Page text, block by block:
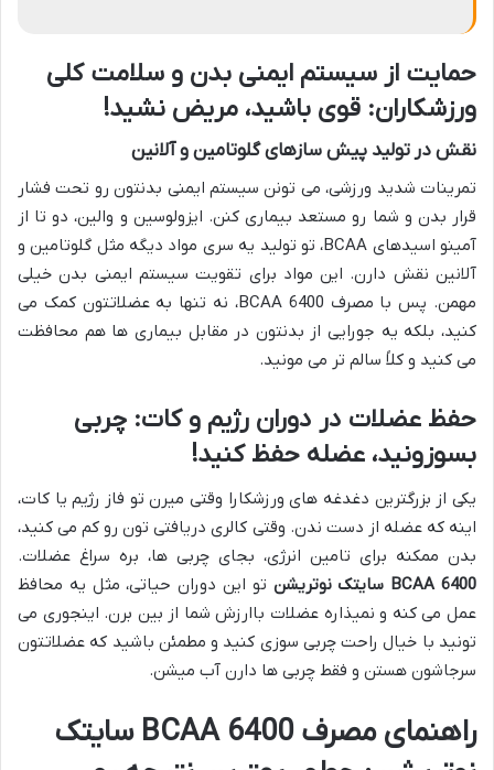
حمایت از سیستم ایمنی بدن و سلامت کلی
ورزشکاران: قوی باشید، مریض نشید!
نقش در تولید پیش سازهای گلوتامین و آلانین
تمرینات شدید ورزشی، می تونن سیستم ایمنی بدنتون رو تحت فشار
قرار بدن و شما رو مستعد بیماری کنن. ایزولوسین و والین، دو تا از
آمینو اسیدهای BCAA، تو تولید یه سری مواد دیگه مثل گلوتامین و
آلانین نقش دارن. این مواد برای تقویت سیستم ایمنی بدن خیلی
مهمن. پس با مصرف BCAA 6400، نه تنها به عضلاتتون کمک می
کنید، بلکه یه جورایی از بدنتون در مقابل بیماری ها هم محافظت
می کنید و کلاً سالم تر می مونید.
حفظ عضلات در دوران رژیم و کات: چربی
بسوزونید، عضله حفظ کنید!
یکی از بزرگترین دغدغه های ورزشکارا وقتی میرن تو فاز رژیم یا کات،
اینه که عضله از دست ندن. وقتی کالری دریافتی تون رو کم می کنید،
بدن ممکنه برای تامین انرژی، بجای چربی ها، بره سراغ عضلات.
BCAA 6400 سایتک نوتریشن
تو این دوران حیاتی، مثل یه محافظ
عمل می کنه و نمیذاره عضلات باارزش شما از بین برن. اینجوری می
تونید با خیال راحت چربی سوزی کنید و مطمئن باشید که عضلاتتون
سرجاشون هستن و فقط چربی ها دارن آب میشن.
راهنمای مصرف BCAA 6400 سایتک